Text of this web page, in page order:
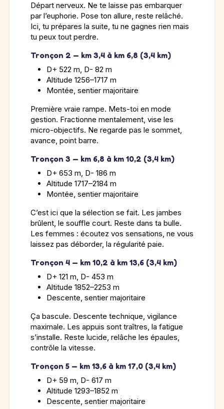
Départ nerveux. Ne te laisse pas embarquer
par l’euphorie. Pose ton allure, reste relâché.
Ici, tu prépares la suite, tu ne gagnes rien mais
tu peux tout perdre.
Tronçon 2 — km 3,4 à km 6,8 (3,4 km)
D+ 522 m, D- 82 m
Altitude 1256–1717 m
Montée, sentier majoritaire
Première vraie rampe. Mets-toi en mode
gestion. Fractionne mentalement, vise les
micro-objectifs. Ne regarde pas le sommet,
avance, point barre.
Tronçon 3 — km 6,8 à km 10,2 (3,4 km)
D+ 653 m, D- 186 m
Altitude 1717–2184 m
Montée, sentier majoritaire
C’est ici que la sélection se fait. Les jambes
brûlent, le souffle court. Reste dans ta bulle.
Les femmes : écoutez vos sensations, ne vous
laissez pas déborder, la régularité paie.
Tronçon 4 — km 10,2 à km 13,6 (3,4 km)
D+ 121 m, D- 453 m
Altitude 1852–2253 m
Descente, sentier majoritaire
Ça bascule. Descente technique, vigilance
maximale. Les appuis sont traîtres, la fatigue
s’installe. Reste lucide, relâche les épaules,
contrôle la vitesse.
Tronçon 5 — km 13,6 à km 17,0 (3,4 km)
D+ 59 m, D- 617 m
Altitude 1293–1852 m
Descente, sentier majoritaire